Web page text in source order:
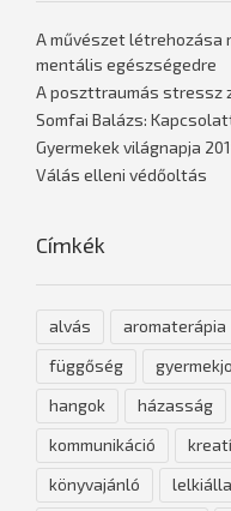
A művészet
mentális egészségedre
A poszttraumás stressz
Somfai Balázs:
Gyermekek világnapja
Válás elleni védőoltás
Címkék
alvás aromaterápia
függőség
hangok
házasság
kommunikáció
könyvajánló